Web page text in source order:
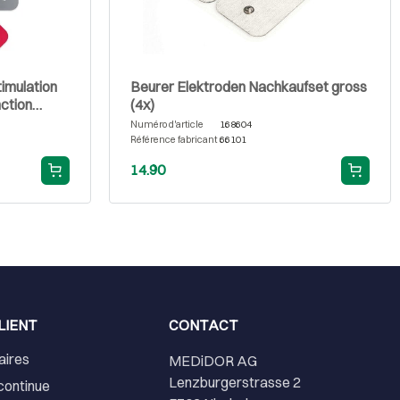
Beurer Elektroden Nachkaufset gross
(4x)
Numéro d'article
168604
Référence fabricant 66101
14.90
CONTACT
MEDiDOR AG
Lenzburgerstrasse 2